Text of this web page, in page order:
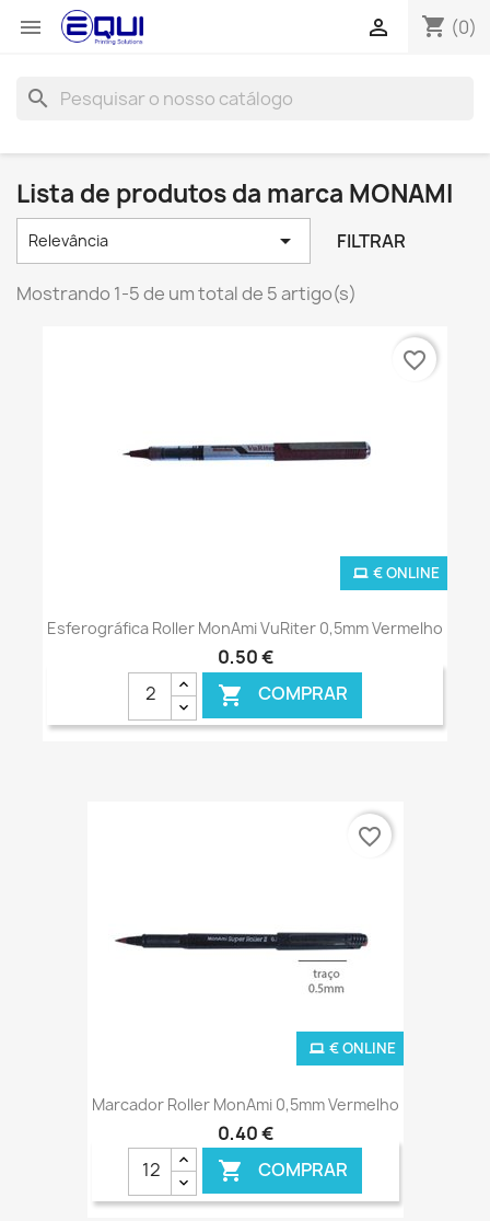
 shopping_cart (0)

search
Lista de produtos da marca MONAMI
Relevância  FILTRAR
Mostrando 1-5 de um total de 5 artigo(s)
Esferográfica Roller MonAmi VuRiter 0,5mm Vermelho
0,50 €
 COMPRAR
€ ONLINE
favorite_border
Marcador Roller MonAmi 0,5mm Vermelho
0,40 €
 COMPRAR
€ ONLINE
favorite_border